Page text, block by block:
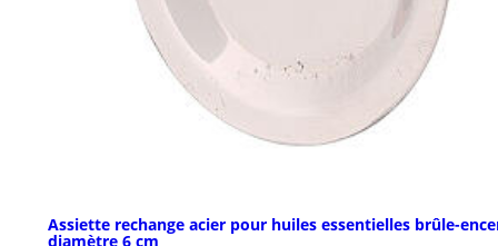
Assiette rechange acier pour huiles essentielles brûle-
diamètre 6 cm